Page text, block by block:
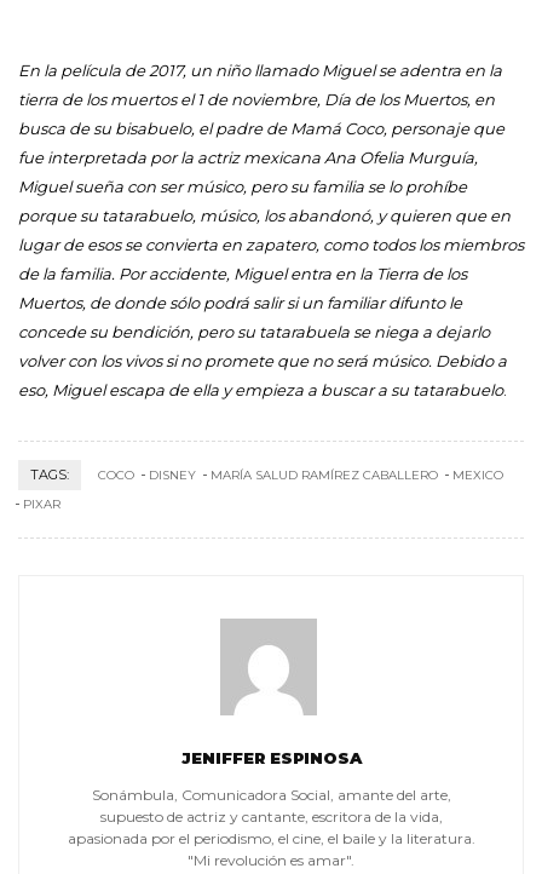
En la película de 2017, un niño llamado Miguel se adentra en la
tierra de los muertos el 1 de noviembre, Día de los Muertos, en
busca de su bisabuelo, el padre de Mamá Coco, personaje que
fue interpretada por la actriz mexicana Ana Ofelia Murguía,
Miguel sueña con ser músico, pero su familia se lo prohíbe
porque su tatarabuelo, músico, los abandonó, y quieren que en
lugar de esos se convierta en zapatero, como todos los miembros
de la familia. Por accidente, Miguel entra en la Tierra de los
Muertos, de donde sólo podrá salir si un familiar difunto le
concede su bendición, pero su tatarabuela se niega a dejarlo
volver con los vivos si no promete que no será músico. Debido a
eso, Miguel escapa de ella y empieza a buscar a su tatarabuelo.
TAGS: COCO DISNEY MARÍA SALUD RAMÍREZ CABALLERO
MEXICO
PIXAR
JENIFFER ESPINOSA
Sonámbula, Comunicadora Social, amante del arte,
supuesto de actriz y cantante, escritora de la vida,
apasionada por el periodismo, el cine, el baile y la literatura.
"Mi revolución es amar".